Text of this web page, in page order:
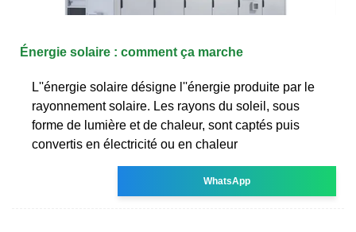
Énergie solaire : comment ça marche
L''énergie solaire désigne l''énergie produite par le
rayonnement solaire. Les rayons du soleil, sous
forme de lumière et de chaleur, sont captés puis
convertis en électricité ou en chaleur
WhatsApp